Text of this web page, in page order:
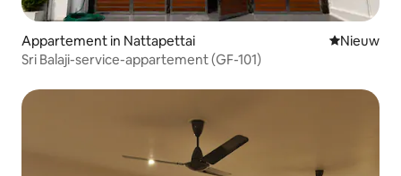
Appartement in Nattapettai Nieuwe
Nieuw
Sri Balaji-service-appartement (GF-101)